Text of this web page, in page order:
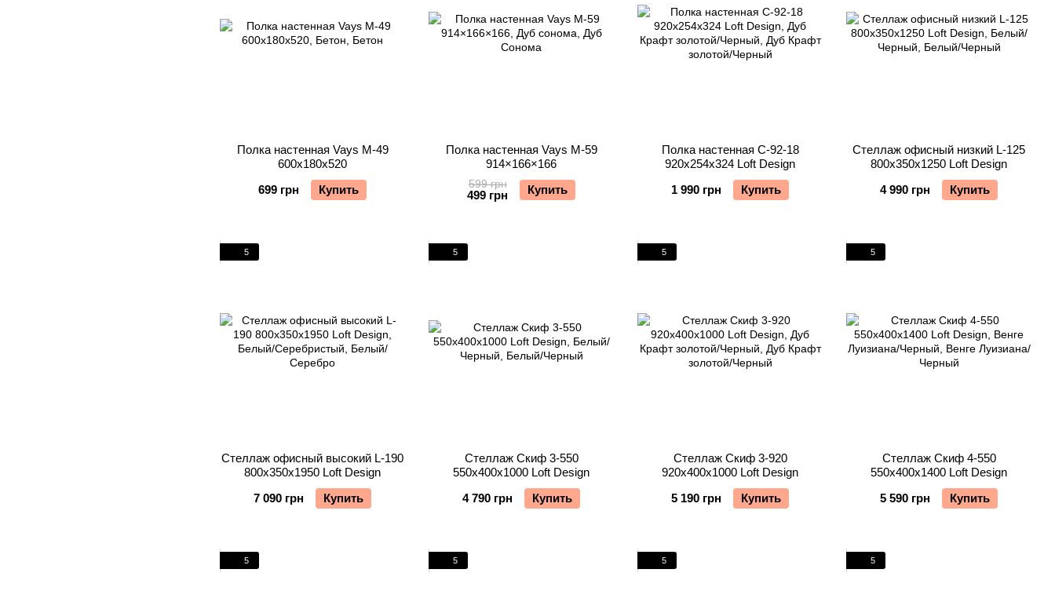
Полка настенная Vays М-49
600х180х520
699 грн
Купить
Полка настенная Vays М-59
914×166×166
599 грн
499 грн Купить
Полка настенная С-92-18
920х254х324 Loft Design
1 990 грн
Купить
Стеллаж офисный низкий L-125
800х350х1250 Loft Design
4 990 грн
Купить
5
Стеллаж офисный высокий L-190
800х350х1950 Loft Design
7 090 грн
Купить
5
Стеллаж Скиф 3-550
550х400х1000 Loft Design
4 790 грн
Купить
5
Стеллаж Скиф 3-920
920х400х1000 Loft Design
5 190 грн
Купить
5
Стеллаж Скиф 4-550
550х400х1400 Loft Design
5 590 грн
Купить
5 5 5 5